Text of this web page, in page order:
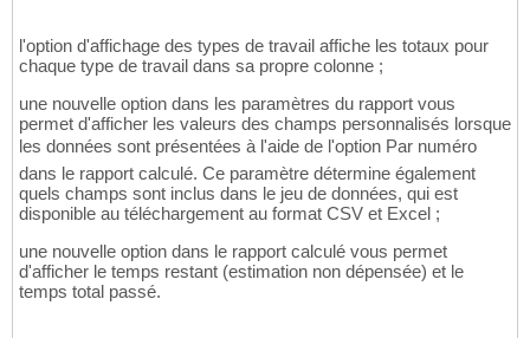
l'option d'affichage des types de travail affiche les totaux pour
chaque type de travail dans sa propre colonne ;
une nouvelle option dans les paramètres du rapport vous
permet d'afficher les valeurs des champs personnalisés lorsque
les données sont présentées à l'aide de l'option Par numéro
dans le rapport calculé. Ce paramètre détermine également
quels champs sont inclus dans le jeu de données, qui est
disponible au téléchargement au format CSV et Excel ;
une nouvelle option dans le rapport calculé vous permet
d'afficher le temps restant (estimation non dépensée) et le
temps total passé.